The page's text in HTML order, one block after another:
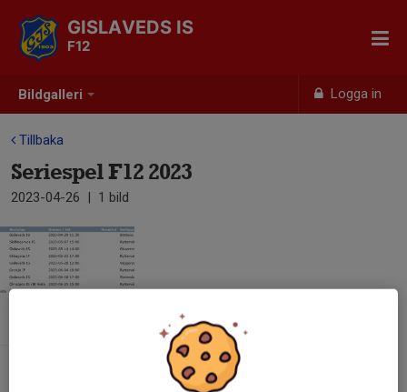
Bildgalleri Logga in
GISLAVEDS IS
F12
Tillbaka
Seriespel F12 2023
2023-04-26 | 1 bild